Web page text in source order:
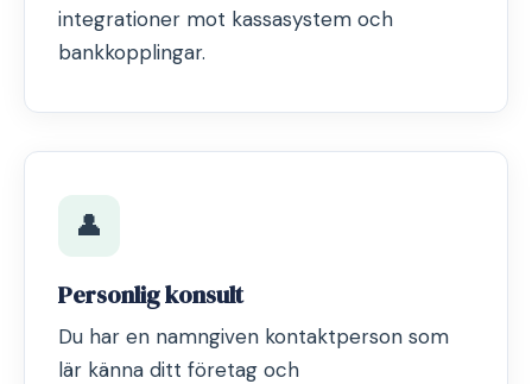
integrationer mot kassasystem och
bankkopplingar.
👤
Personlig konsult
Du har en namngiven kontaktperson som
lär känna ditt företag och